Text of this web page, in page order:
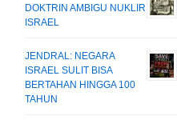
DOKTRIN AMBIGU NUKLIR
ISRAEL
JENDRAL: NEGARA
ISRAEL SULIT BISA
BERTAHAN HINGGA 100
TAHUN